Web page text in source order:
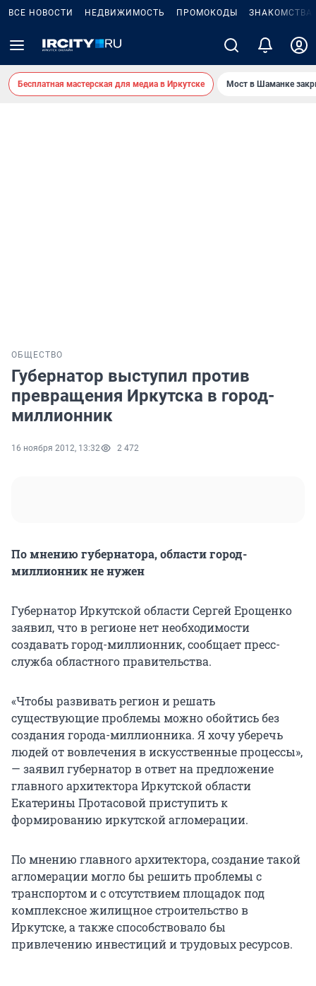
ВСЕ НОВОСТИ НЕДВИЖИМОСТЬ ПРОМОКОДЫ ЗНАКОМСТВА
Бесплатная мастерская для медиа в Иркутске Мост в Шаманке
ОБЩЕСТВО
Губернатор выступил против
превращения Иркутска в город-
миллионник
16 ноября 2012, 13:32 2 472
По мнению губернатора, области город-
миллионник не нужен
Губернатор Иркутской области Сергей Ерощенко
заявил, что в регионе нет необходимости
создавать город-миллионник, сообщает пресс-
служба областного правительства.
«Чтобы развивать регион и решать
существующие проблемы можно обойтись без
создания города-миллионника. Я хочу уберечь
людей от вовлечения в искусственные процессы»,
— заявил губернатор в ответ на предложение
главного архитектора Иркутской области
Екатерины Протасовой приступить к
формированию иркутской агломерации.
По мнению главного архитектора, создание такой
агломерации могло бы решить проблемы с
транспортом и с отсутствием площадок под
комплексное жилищное строительство в
Иркутске, а также способствовало бы
привлечению инвестиций и трудовых ресурсов.